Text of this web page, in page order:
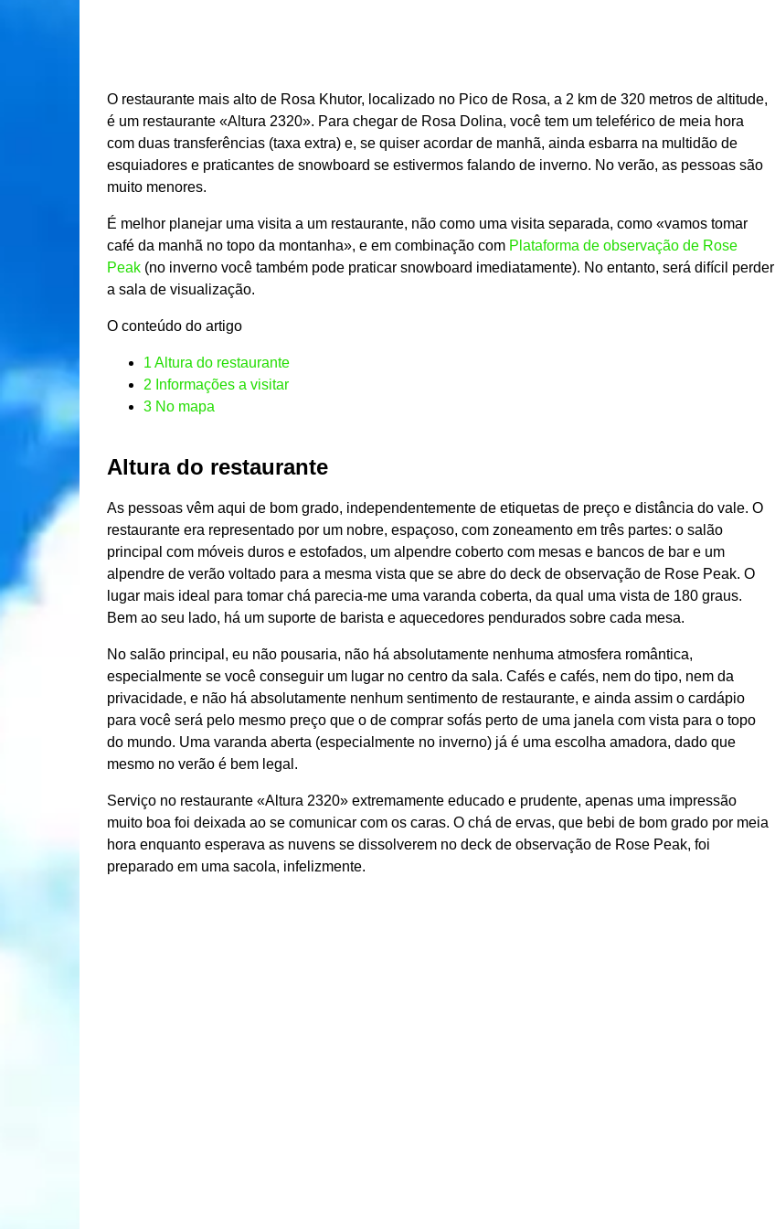
O restaurante mais alto de Rosa Khutor, localizado no Pico de Rosa, a 2 km de 320 metros de altitude,
é um restaurante «Altura 2320». Para chegar de Rosa Dolina, você tem um teleférico de meia hora
com duas transferências (taxa extra) e, se quiser acordar de manhã, ainda esbarra na multidão de
esquiadores e praticantes de snowboard se estivermos falando de inverno. No verão, as pessoas são
muito menores.
É melhor planejar uma visita a um restaurante, não como uma visita separada, como «vamos tomar
café da manhã no topo da montanha», e em combinação com Plataforma de observação de Rose
Peak (no inverno você também pode praticar snowboard imediatamente). No entanto, será difícil perder
a sala de visualização.
O conteúdo do artigo
1 Altura do restaurante
2 Informações a visitar
3 No mapa
Altura do restaurante
As pessoas vêm aqui de bom grado, independentemente de etiquetas de preço e distância do vale. O
restaurante era representado por um nobre, espaçoso, com zoneamento em três partes: o salão
principal com móveis duros e estofados, um alpendre coberto com mesas e bancos de bar e um
alpendre de verão voltado para a mesma vista que se abre do deck de observação de Rose Peak. O
lugar mais ideal para tomar chá parecia-me uma varanda coberta, da qual uma vista de 180 graus.
Bem ao seu lado, há um suporte de barista e aquecedores pendurados sobre cada mesa.
No salão principal, eu não pousaria, não há absolutamente nenhuma atmosfera romântica,
especialmente se você conseguir um lugar no centro da sala. Cafés e cafés, nem do tipo, nem da
privacidade, e não há absolutamente nenhum sentimento de restaurante, e ainda assim o cardápio
para você será pelo mesmo preço que o de comprar sofás perto de uma janela com vista para o topo
do mundo. Uma varanda aberta (especialmente no inverno) já é uma escolha amadora, dado que
mesmo no verão é bem legal.
Serviço no restaurante «Altura 2320» extremamente educado e prudente, apenas uma impressão
muito boa foi deixada ao se comunicar com os caras. O chá de ervas, que bebi de bom grado por meia
hora enquanto esperava as nuvens se dissolverem no deck de observação de Rose Peak, foi
preparado em uma sacola, infelizmente.